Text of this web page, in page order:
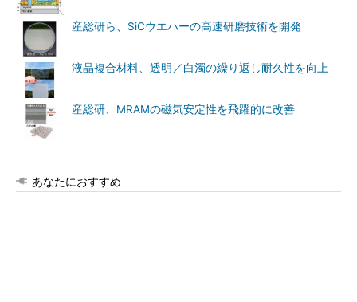
産総研ら、SiCウエハーの高速研磨技術を開発
液晶複合材料、透明／白濁の繰り返し耐久性を向上
産総研、MRAMの磁気安定性を飛躍的に改善
あなたにおすすめ